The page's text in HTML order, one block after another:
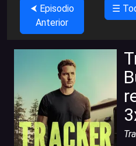
⮜ Episodio
Anterior
☰